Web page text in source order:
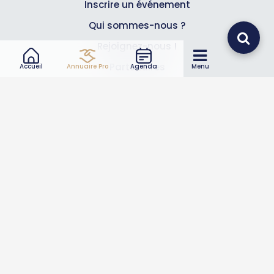
Accueil Annuaire Pro Agenda Menu
Inscrire un événement
Qui sommes-nous ?
Rejoignez-nous !
Partenaires